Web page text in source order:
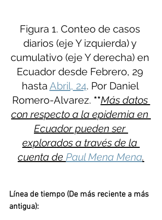
Figura 1. Conteo de casos
diarios (eje Y izquierda) y
cumulativo (eje Y derecha) en
Ecuador desde Febrero, 29
hasta Abril, 24. Por Daniel
Romero-Alvarez. **Más datos
con respecto a la epidemia en
Ecuador pueden ser
explorados a través de la
cuenta de Paul Mena Mena.
Línea de tiempo (De más reciente a más
antigua):